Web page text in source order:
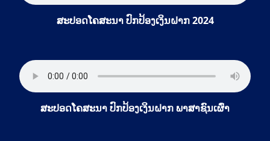
ສະປອດໂຄສະນາ ປົກປ້ອງເງິນຝາກ 2024
ສະປອດໂຄສະນາ ປົກປ້ອງເງິນຝາກ ພາສາຊົນເຜົ່າ